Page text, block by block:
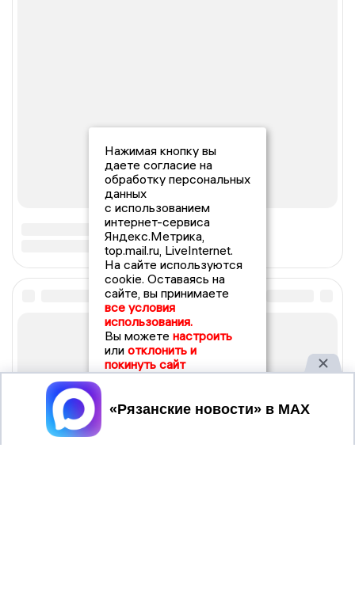
Нажимая кнопку вы
даете согласие на
обработку персональных
данных
с использованием
интернет-сервиса
Яндекс.Метрика,
top.mail.ru, LiveInternet.
На сайте используются
cookie. Оставаясь на
сайте, вы принимаете
все условия
использования.
Вы можете настроить
или отклонить и
покинуть сайт
Принять